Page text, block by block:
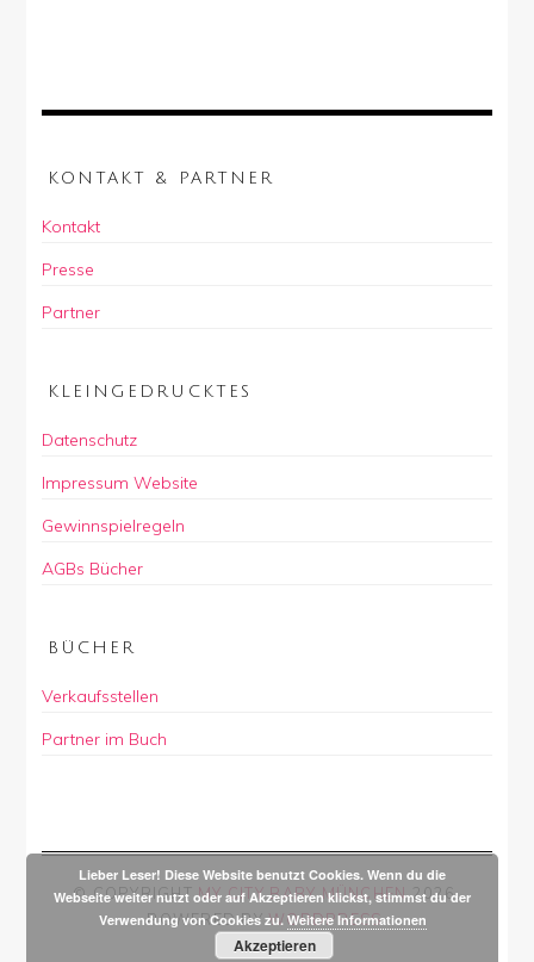
KONTAKT & PARTNER
Kontakt
Presse
Partner
KLEINGEDRUCKTES
Datenschutz
Impressum Website
Gewinnspielregeln
AGBs Bücher
BÜCHER
Verkaufsstellen
Partner im Buch
© COPYRIGHTMY CITY BABY MÜNCHEN 2026.
POWERED BYWORDPRESS.
Lieber Leser! Diese Website benutzt Cookies. Wenn du die
Webseite weiter nutzt oder auf Akzeptieren klickst, stimmst du der
Verwendung von Cookies zu. Weitere Informationen
Akzeptieren